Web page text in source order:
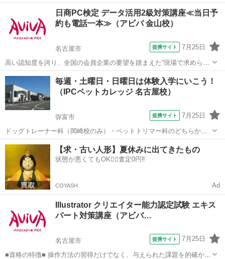
す。難しい専門用語も身近な言葉に置き換えて解説するから初学者で
の進め方などが自由に...
名古屋市 その他
日商PC検定 データ活用2級対策講座≪当日予
約も電話一本≫（アビバ 金山校）
名古屋市 提携サイト 7月25日
高い認知度を誇り、全国の会員企業の要望を踏まえた“現場で求められ
ているスキル”、つまり実務を強く想定したスキルが身につく「日商PC
検定 データ活用2級」の取得に向けた学習を行います。
愛知 名古屋市 その他
毎週・土曜日・日曜日は体験入学にいこう！
（IPCペットカレッジ 名古屋校）
弥富市 提携サイト 7月25日
ドッグトレーナー科（岡崎校のみ）・ペットトリマー科のどちらか、
希望の学科をたっぷり体験しよう！ お一人でもお友達、ご家族の参加
でもＯＫです。 お気軽にご参加ください。 ※当日、わんちゃんを触り
ます。動きやすい服装・靴でお...
愛知 弥富市 ペット
【求・古い人形】夏休みに出てきたもの
状態が悪くてもOK🙆‍♀️査定0円‼️
COYASH Ad
Illustrator クリエイター能力認定試験 エキス
パート対策講座（アビバ…
名古屋市 提携サイト 7月25日
■資格の特徴■ 操作方法の習得だけでなく、与えられた課題を的確かつ